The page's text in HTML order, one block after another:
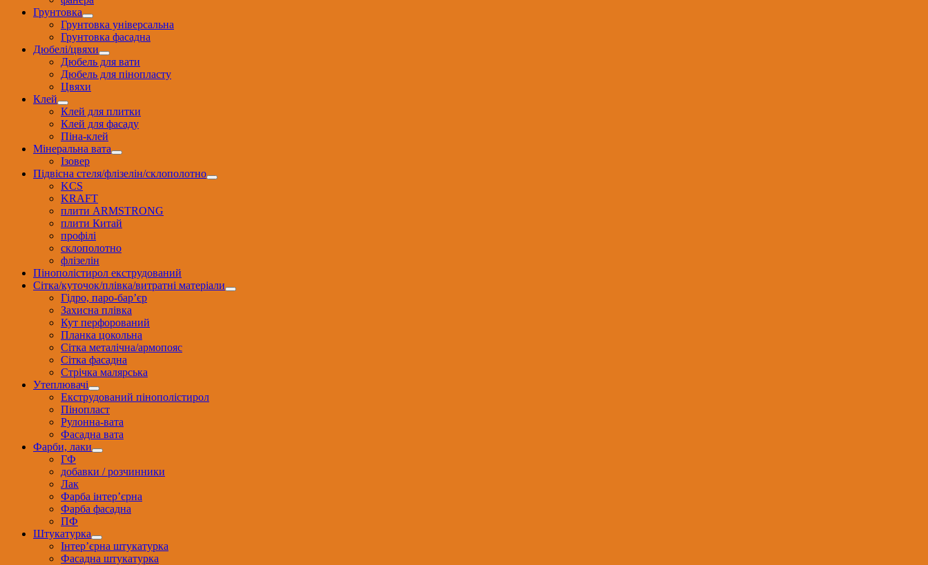
Грунтовка
Грунтовка універсальна
Грунтовка фасадна
Дюбелі/цвяхи
Дюбель для вати
Дюбель для пінопласту
Цвяхи
Клей
Клей для плитки
Клей для фасаду
Піна-клей
Мінеральна вата
Ізовер
Підвісна стеля/флізелін/склополотно
KCS
KRAFT
плити ARMSTRONG
плити Китай
профілі
склополотно
флізелін
Пінополістирол екструдований
Сітка/куточок/плівка/витратні матеріали
Гідро, паро-бар’єр
Захисна плівка
Кут перфорований
Планка цокольна
Сітка металічна/армопояс
Сітка фасадна
Стрічка малярська
Утеплювачі
Екструдований пінополістирол
Пінопласт
Рулонна-вата
Фасадна вата
Фарби, лаки
ГФ
добавки / розчинники
Лак
Фарба інтер’єрна
Фарба фасадна
ПФ
Штукатурка
Інтер’єрна штукатурка
Фасадна штукатурка